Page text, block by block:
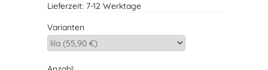
Lieferzeit: 7-12 Werktage
Varianten